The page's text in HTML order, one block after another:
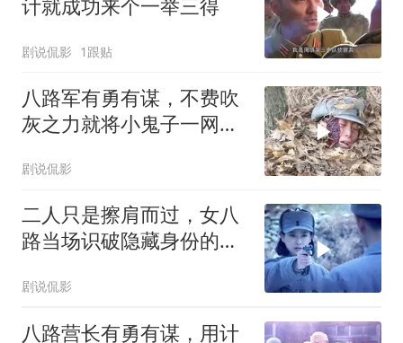
计就成功来个一举三得
剧说侃影 1跟贴
八路军有勇有谋，不费吹
灰之力就将小鬼子一网打
剧说侃影
二人只是擦肩而过，女八
路当场识破隐藏身份的叛
剧说侃影
八路营长有勇有谋，用计